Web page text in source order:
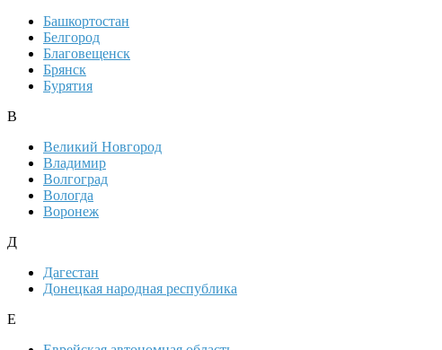
Башкортостан
Белгород
Благовещенск
Брянск
Бурятия
В
Великий Новгород
Владимир
Волгоград
Вологда
Воронеж
Д
Дагестан
Донецкая народная республика
Е